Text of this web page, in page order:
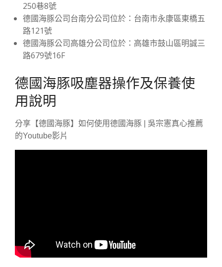
250巷8號
德國海豚公司台南分公司位於：台南市永康區東橋五
路121號
德國海豚公司高雄分公司位於：高雄市鼓山區明誠三
路679號16F
德國海豚吸塵器操作及保養使
用說明
分享【德國海豚】如何使用德國海豚 | 吳宗憲真心推薦
的Youtube影片